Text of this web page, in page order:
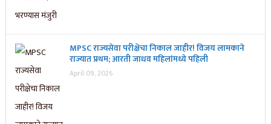
MPSC राज्यसेवा परीक्षेचा निकाल जाहीर! विजय लामकाने
राज्यात प्रथम; आरती जाधव महिलांमध्ये पहिली
April 09, 2026